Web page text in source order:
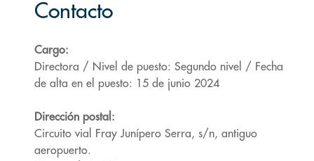
Contacto
Cargo:
Directora / Nivel de puesto: Segundo nivel / Fecha
de alta en el puesto: 15 de junio 2024
Dirección postal:
Circuito vial Fray Junípero Serra, s/n, antiguo
aeropuerto.